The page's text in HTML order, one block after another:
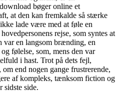
bøger online et
at den kan fremkalde så stærke
lade være med at føle en
rejse, som syntes at
var en langsom brænding, en
følelse, som, mens den var
i hast. Trot på dets fejl,
end nogen gange frustrerende,
af kompleks, tænksom fiction og
sidste side.